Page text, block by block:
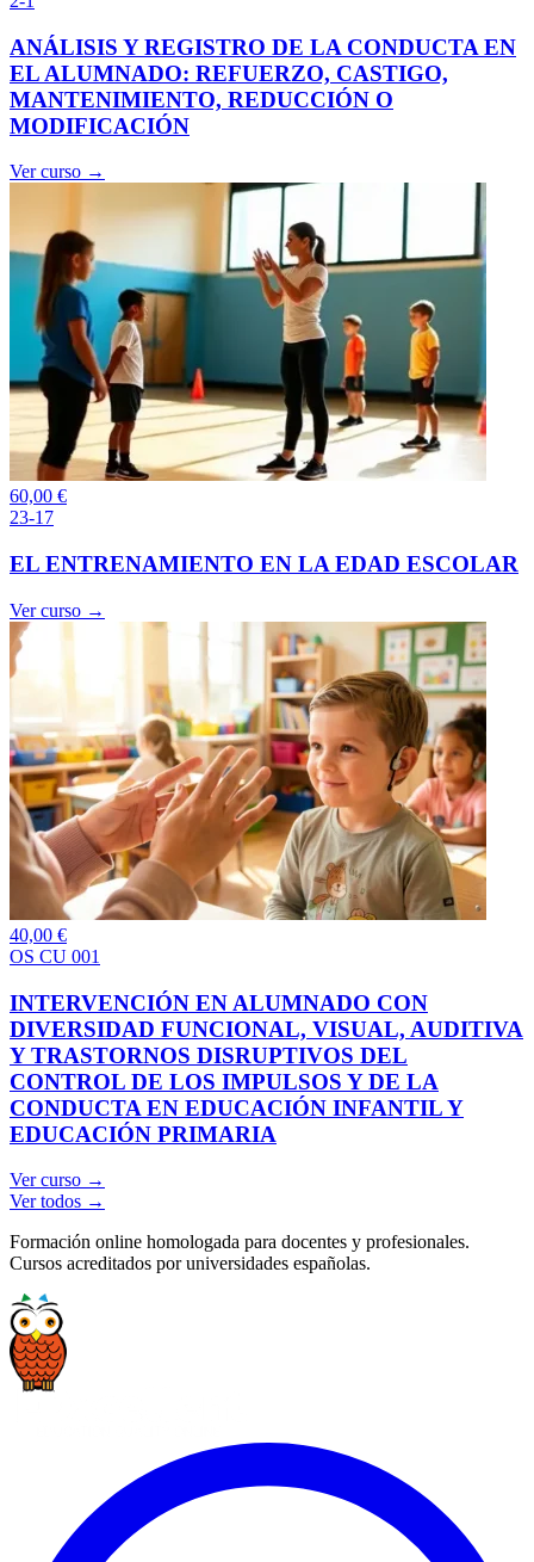
ANÁLISIS Y REGISTRO DE LA CONDUCTA EN
EL ALUMNADO: REFUERZO, CASTIGO,
MANTENIMIENTO, REDUCCIÓN O
MODIFICACIÓN
Ver curso →
60,00 €
23-17
EL ENTRENAMIENTO EN LA EDAD ESCOLAR
Ver curso →
40,00 €
OS CU 001
INTERVENCIÓN EN ALUMNADO CON
DIVERSIDAD FUNCIONAL, VISUAL, AUDITIVA
Y TRASTORNOS DISRUPTIVOS DEL
CONTROL DE LOS IMPULSOS Y DE LA
CONDUCTA EN EDUCACIÓN INFANTIL Y
EDUCACIÓN PRIMARIA
Ver curso →
Ver todos →
Formación online homologada para docentes y profesionales.
Cursos acreditados por universidades españolas.